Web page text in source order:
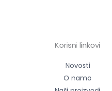
Korisni linkovi
Novosti
O nama